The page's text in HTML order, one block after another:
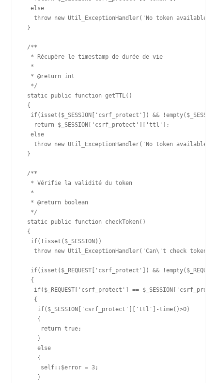
  else
   throw new Util_ExceptionHandler('No token available');
}
/**
  * Récupère le timestamp de durée de vie
  *
  * @return int
  */
static public function getTTL()
{
if(isset($_SESSION['csrf_protect']) &&
   return $_SESSION['csrf_protect']['ttl'];
  else
throw new Util_ExceptionHandler('No token
}
/**
  * Vérifie la validité du token
  *
  * @return boolean
  */
static public function checkToken()
{
  if(!isset($_SESSION))
throw new Util_ExceptionHandler('Can\'t check token
if(isset($_REQUEST['csrf_protect']) &&
  {
if($_REQUEST['csrf_protect'] ==
   {
    if($_SESSION['csrf_protect']['ttl']-time()>0)
    {
     return true;
    }
    else
    {
     self::$error = 3;
    }